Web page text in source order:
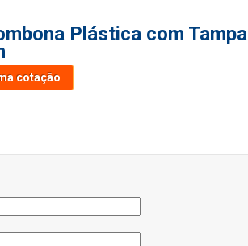
Plástica com Tampa
cotação